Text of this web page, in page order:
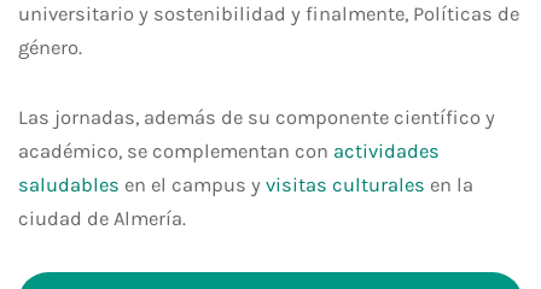
universitario y sostenibilidad y finalmente, Políticas de
género.
Las jornadas, además de su componente científico y
académico, se complementan con actividades
saludables en el campus y visitas culturales en la
ciudad de Almería.